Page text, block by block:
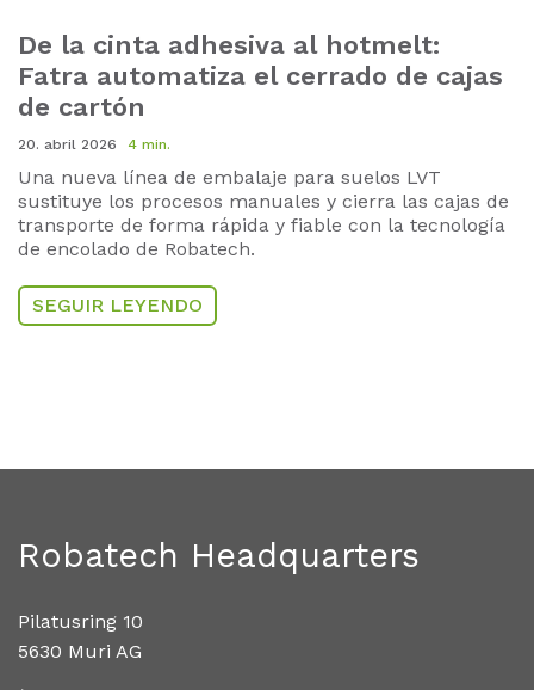
De la cinta adhesiva al hotmelt:
Fatra automatiza el cerrado de cajas
de cartón
20. abril 2026 4 min.
Una nueva línea de embalaje para suelos LVT
sustituye los procesos manuales y cierra las cajas de
transporte de forma rápida y fiable con la tecnología
de encolado de Robatech.
SEGUIR LEYENDO
Robatech Headquarters
Pilatusring 10
5630 Muri AG